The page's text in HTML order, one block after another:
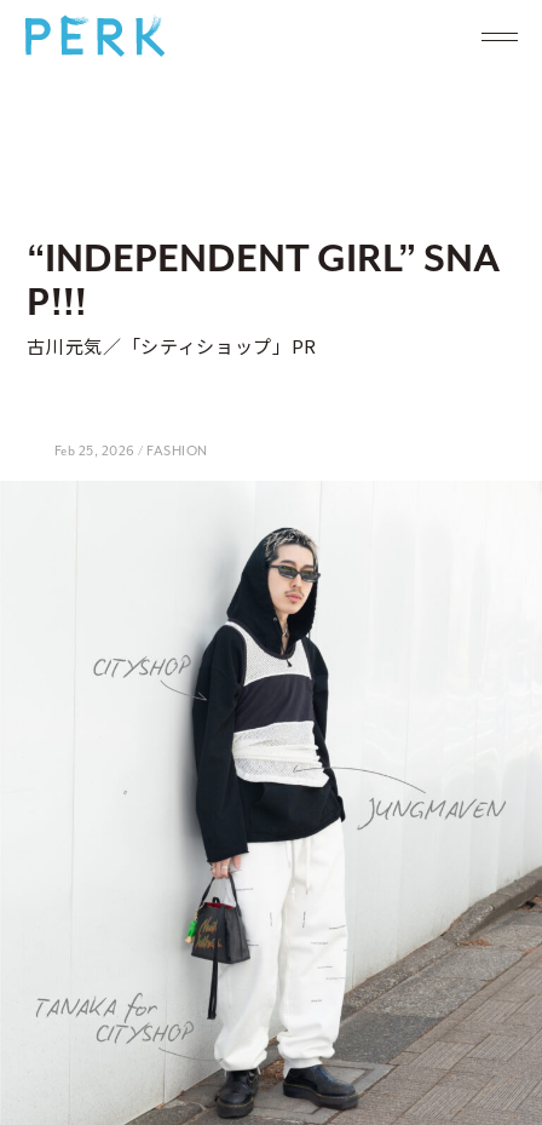
“INDEPENDENT GIRL” SNA
P!!!
古川元気／「シティショップ」PR
Feb 25, 2026 / FASHION